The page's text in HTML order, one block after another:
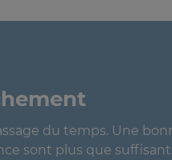
du temps. Une
sont plus que